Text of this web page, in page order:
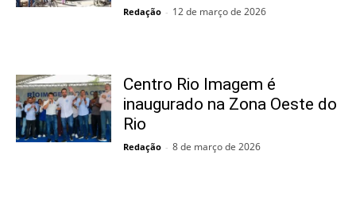
Redação - 12 de março de 2026
Centro Rio Imagem é
inaugurado na Zona Oeste do
Rio
Redação - 8 de março de 2026